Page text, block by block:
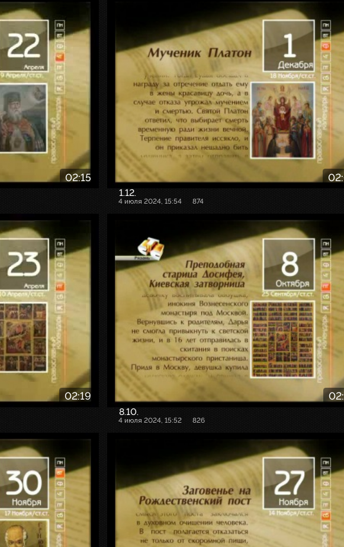
02:15
1.12.
4 июля 2024, 15:54 874
02:19
8.10.
4 июля 2024, 15:52 826